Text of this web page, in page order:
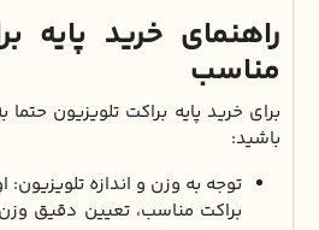
راهنمای خرید پایه
مناسب
برای خرید پایه براکت تلویزیون
باشید:
توجه به وزن و اندازه تلویزیون:
براکت مناسب، تعیین دقیق